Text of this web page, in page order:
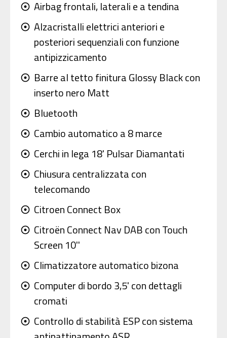
adjust Airbag frontali, laterali e a tendina
adjust Alzacristalli elettrici anteriori e
posteriori sequenziali con funzione
antipizzicamento
adjust Barre al tetto finitura Glossy Black con
inserto nero Matt
adjust Bluetooth
adjust Cambio automatico a 8 marce
adjust Cerchi in lega 18' Pulsar Diamantati
adjust Chiusura centralizzata con
telecomando
adjust Citroen Connect Box
adjust Citroën Connect Nav DAB con Touch
Screen 10''
adjust Climatizzatore automatico bizona
adjust Computer di bordo 3,5' con dettagli
cromati
adjust Controllo di stabilità ESP con sistema